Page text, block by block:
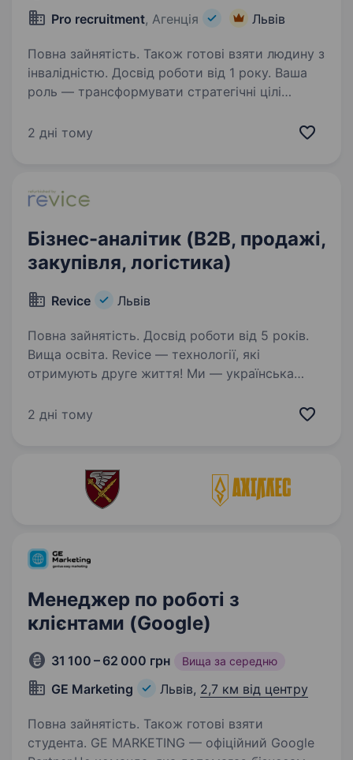
Pro recruitment, Агенція Львів
Повна зайнятість. Також готові взяти людину з
інвалідністю. Досвід роботи від 1 року. Ваша
роль — трансформувати стратегічні цілі
забезпечуючи максимальну потужність
лідер з аналітичним…
2 дні тому
Бізнес-аналітик (B2B, продажі,
закупівля, логістика)
Revice Львів
Повна зайнятість. Досвід роботи від 5 років.
Вища освіта. Revice — технології, які
отримують друге життя! Ми — українська
що спеціалізується на імпорті, відновленні
2 дні тому
Менеджер по роботі з
клієнтами (Google)
31 100 – 62 000 грн Вища за середню
GE Marketing Львів, 2,7 км від центру
Повна зайнятість. Також готові взяти
студента. GE MARKETING — офіційний Google